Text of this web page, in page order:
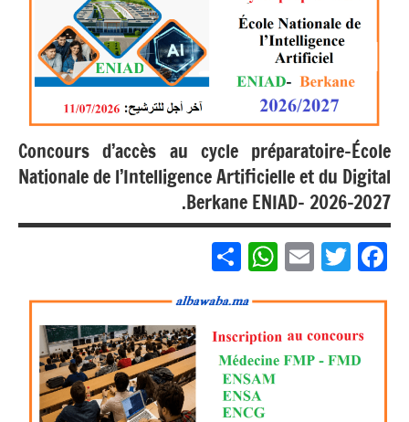
بالباك +
فوق
Concours d’accès au cycle préparatoire-École
Nationale de l’Intelligence Artificielle et du Digital
Berkane ENIAD- 2026-2027.
Facebook
Twitter
Email
WhatsApp
classé